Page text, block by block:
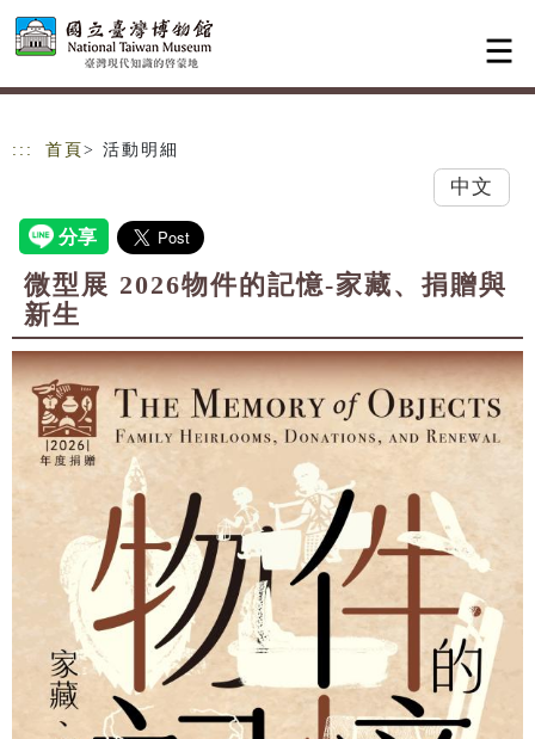
跳到主要內容
網站導覽
::: 首頁 > 活動明細
中文
微型展 2026物件的記憶-家藏、捐贈與
新生